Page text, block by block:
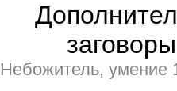
заговоры
Небожитель, умение